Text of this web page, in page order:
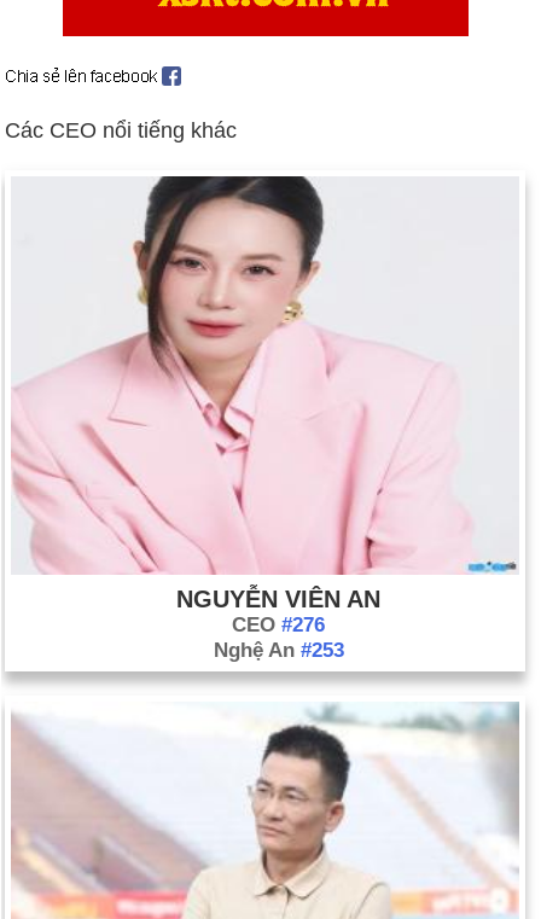
thống của El Salvador (ngày 11 tháng 5).
Vàng của đạo Sikh ở Amritsar (ngày 6 tháng 6).
1.000 người thiệt mạng trong các cuộc bạo động chống đạo
Sikh; con trai Rajiv nối nghiệp bà (ngày 31 tháng 10).
Khí độc rò rỉ từ nhà máy Union Carbide ở Bhopal, Ấn Độ, làm
2.000 người chết và 150.000 người bị thương (ngày 3 tháng
Các CEO nổi tiếng khác
NGUYỄN VIÊN AN
CEO #276
Nghệ An #253